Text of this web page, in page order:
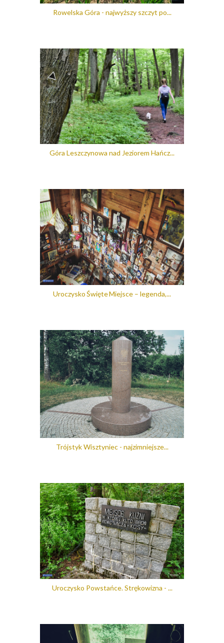
Rowelska Góra - najwyższy szczyt po...
Góra Leszczynowa nad Jeziorem Hańcz...
Uroczysko Święte Miejsce – legenda,...
Trójstyk Wisztyniec - najzimniejsze...
Uroczysko Powstańce. Strękowizna - ...